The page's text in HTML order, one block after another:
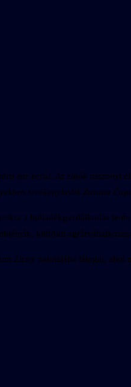
sor kerül. Az elnök
tevékenykedik Zuzana
a hulladékgazdálkodás
külföldi
Zichy palotájába látogat, ahol